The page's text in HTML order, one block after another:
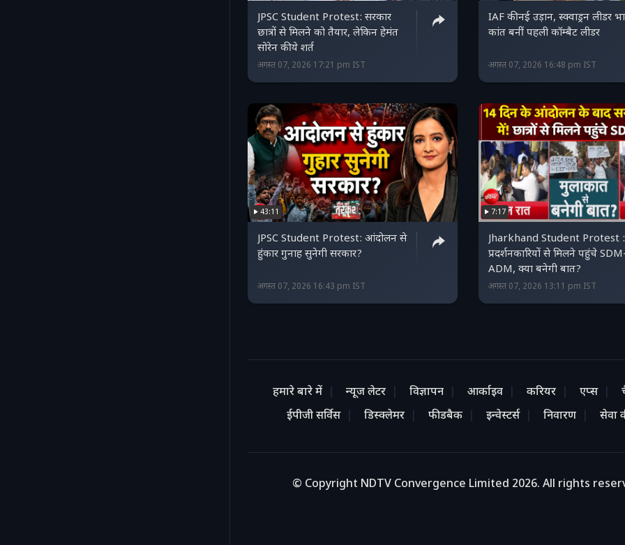
JPSC Student Protest: सरकार
छात्रों से मिलने को तैयार, लेकिन हेमंत
सोरेन की ये शर्त
अगस्त 07, 2026 17:21 pm IST
IAF की नई उड़ान, स्क्वाड्रन लीडर
कांत बनीं पहली कॉम्बैट लीडर
अगस्त 07, 2026 16:48 pm IST
43:11
JPSC Student Protest: आंदोलन से
हुंकार गुनाह सुनेगी सरकार?
अगस्त 07, 2026 16:43 pm IST
7:17
Jharkhand Student Protest :
प्रदर्शनकारियों से मिलने पहुंचे
ADM, क्या बनेगी बात?
अगस्त 07, 2026 13:11 pm IST
हमारे बारे में न्यूज लेटर विज्ञापन आर्काइव करियर एप्स
ईपीजी सर्विस
डिस्क्लेमर फीडबैक इन्वेस्टर्स निवारण सेवा
© Copyright NDTV Convergence Limited 2026. All rights